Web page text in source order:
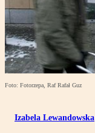
Foto: Fotorzepa, Raf Rafał Guz
Izabela Lewandowska